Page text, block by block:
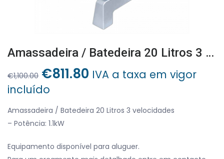
Amassadeira / Batedeira 20 Litros 3 Velocidades
€1,100.00 O
preço
original
era:
€1,100.00.
€811.80 O
é:
IVA a taxa em vigor
incluído
Amassadeira / Batedeira 20 Litros 3 velocidades
– Potência: 1.1kW
Equipamento disponível para aluguer.